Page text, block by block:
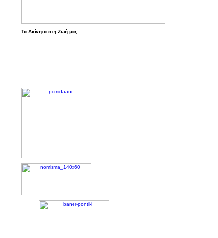
Τα Ακίνητα στη Ζωή μας